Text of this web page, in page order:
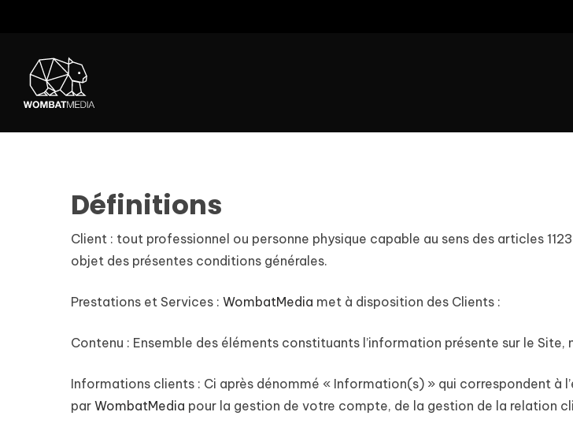
content
Définitions
Client : tout professionnel ou personne physique capable au sens des articles
objet des présentes conditions générales.
Prestations et Services : WombatMedia met à disposition des Clients :
Contenu : Ensemble des éléments constituants l’information présente sur le
Informations clients : Ci après dénommé « Information(s) » qui correspondent à
parWombatMedia pour la gestion de votre compte, de la gestion de la relation